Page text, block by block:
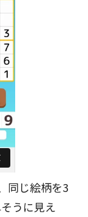
同じ絵柄を3
うに見え